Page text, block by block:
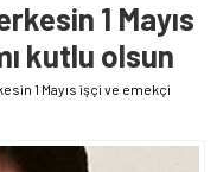
1 Mayıs
kutlu olsun
1 Mayıs işçi ve emekçi